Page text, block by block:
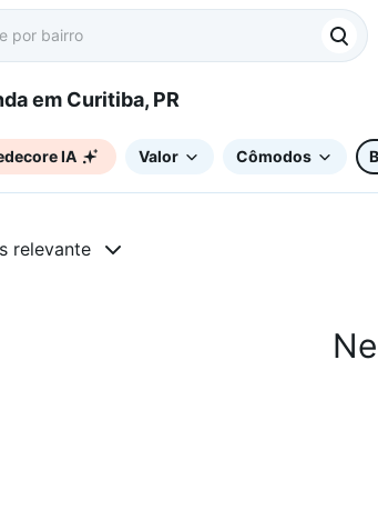
à venda em Curitiba, PR
IA Valor Cômodos
relevante